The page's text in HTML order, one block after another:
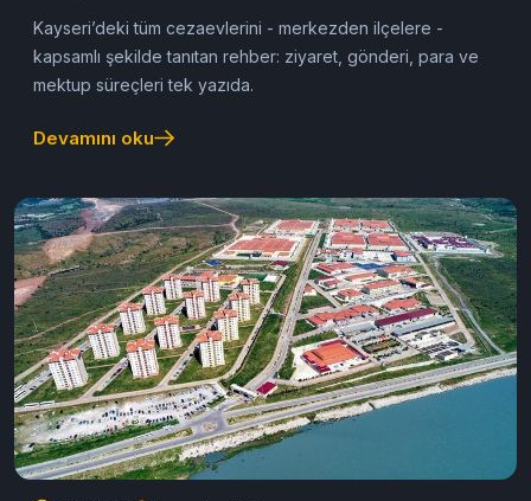
Kayseri’deki tüm cezaevlerini - merkezden ilçelere -
kapsamlı şekilde tanıtan rehber: ziyaret, gönderi, para ve
mektup süreçleri tek yazıda.
Devamını oku